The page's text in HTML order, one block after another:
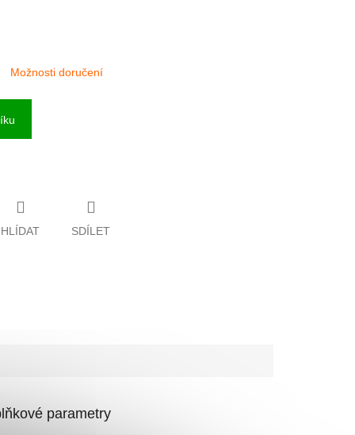
Možnosti doručení
HLÍDAT SDÍLET
parametry